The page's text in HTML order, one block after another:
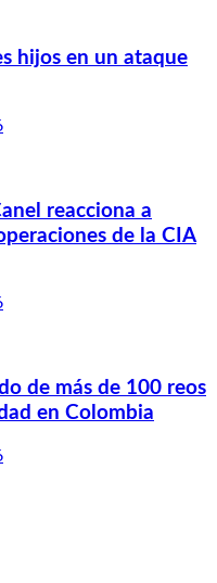
hijos en un ataque
reacciona a
de la CIA
de más de 100 reos
en Colombia